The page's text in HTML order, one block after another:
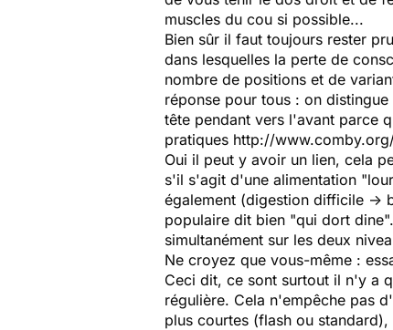
muscles du cou si possible...
Bien sûr il faut toujours rester
dans lesquelles la perte de
nombre de positions et de
réponse pour tous : on
tête pendant vers l'avant parce
pratiques http://
Oui il peut y avoir un lien, cela
s'il s'agit d'une alimentation
également (digestion difficile ->
populaire dit bien "qui dort
simultanément sur les deux
Ne croyez que vous-même :
Ceci dit, ce sont surtout il n'y a
régulière. Cela n'empêche pas
plus courtes (flash ou